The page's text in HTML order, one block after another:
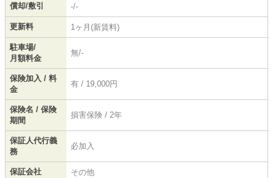
償却/敷引 -/-
更新料 1ヶ月(新賃料)
駐車場/
月額料金
無/-
保険加入 / 料
金
有 / 19,000円
保険名 / 保険
期間
損害保険 / 2年
保証人代行義
務
必加入
保証会社 その他